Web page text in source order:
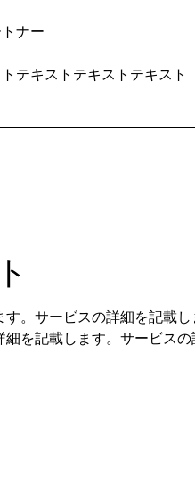
ナー
テキストテキストテキスト
。サービスの詳細を記載
を記載します。サービス